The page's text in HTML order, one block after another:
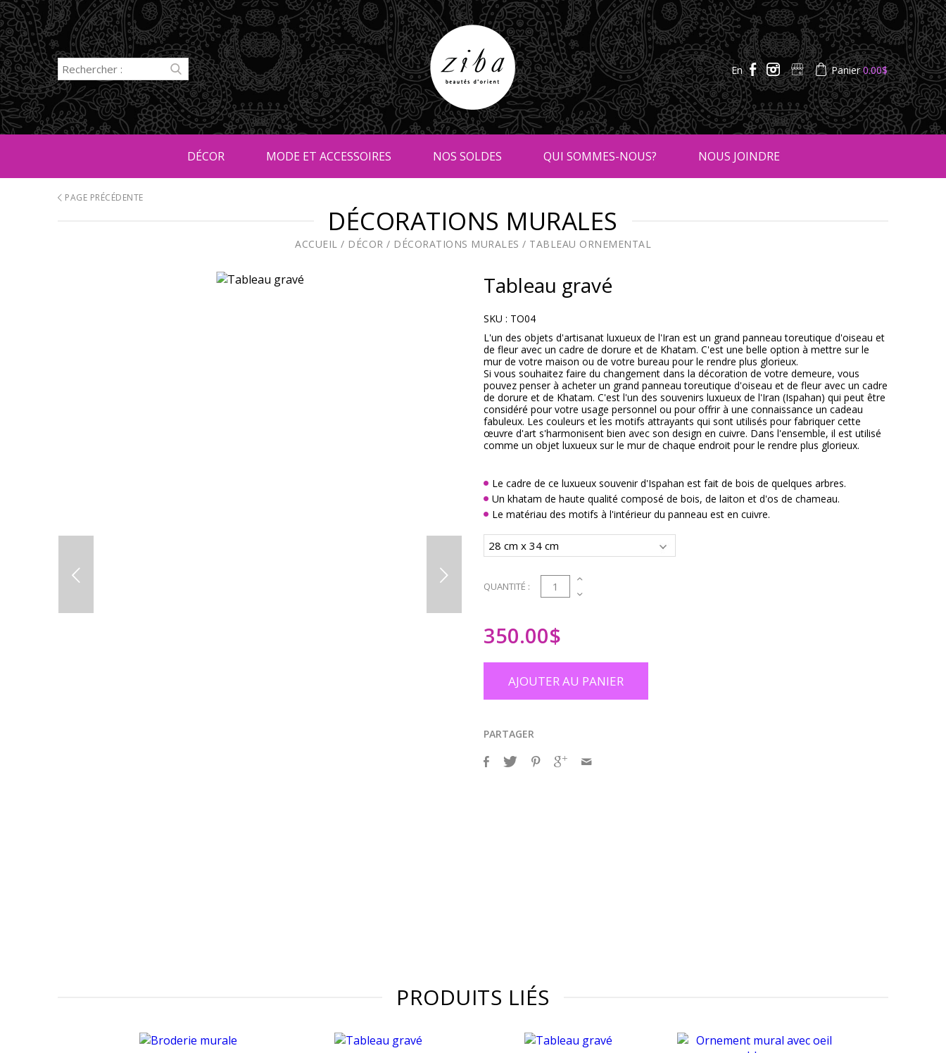
En Panier0.00$
DÉCOR MODE ET ACCESSOIRES NOS SOLDES QUI SOMMES-NOUS? NOUS JOINDRE
PAGE PRÉCÉDENTE
DÉCORATIONS MURALES
ACCUEIL / DÉCOR / DÉCORATIONS MURALES / TABLEAU ORNEMENTAL
Tableau gravé
SKU : TO04
L'un des objets d'artisanat luxueux de l'Iran est un grand panneau toreutique d'oiseau et
de fleur avec un cadre de dorure et de Khatam. C'est une belle option à mettre sur le
mur de votre maison ou de votre bureau pour le rendre plus glorieux.
Si vous souhaitez faire du changement dans la décoration de votre demeure, vous
pouvez penser à acheter un grand panneau toreutique d'oiseau et de fleur avec un cadre
de dorure et de Khatam. C'est l'un des souvenirs luxueux de l'Iran (Ispahan) qui peut être
considéré pour votre usage personnel ou pour offrir à une connaissance un cadeau
fabuleux. Les couleurs et les motifs attrayants qui sont utilisés pour fabriquer cette
œuvre d'art s'harmonisent bien avec son design en cuivre. Dans l'ensemble, il est utilisé
comme un objet luxueux sur le mur de chaque endroit pour le rendre plus glorieux.
Le cadre de ce luxueux souvenir d'Ispahan est fait de bois de quelques arbres.
Un khatam de haute qualité composé de bois, de laiton et d'os de chameau.
Le matériau des motifs à l'intérieur du panneau est en cuivre.
QUANTITÉ : 1
350.00$
AJOUTER AU PANIER
PARTAGER
PRODUITS LIÉS